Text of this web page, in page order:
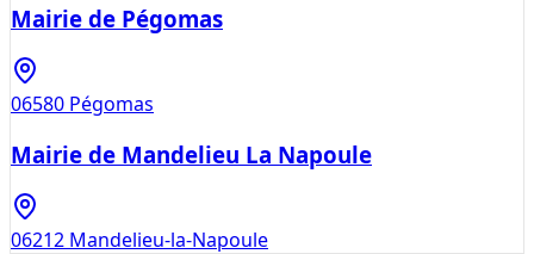
Mairie de Pégomas
06580 Pégomas
Mairie de Mandelieu La Napoule
06212 Mandelieu-la-Napoule